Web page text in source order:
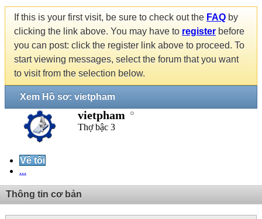
If this is your first visit, be sure to check out the FAQ by
clicking the link above. You may have to register before
you can post: click the register link above to proceed. To
start viewing messages, select the forum that you want
to visit from the selection below.
Xem Hồ sơ: vietpham
vietpham
Thợ bậc 3
Về tôi
...
Thông tin cơ bản